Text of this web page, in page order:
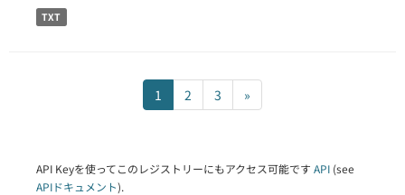
TXT
1 2 3 »
API Keyを使ってこのレジストリーにもアクセス可能です API (see
APIドキュメント).